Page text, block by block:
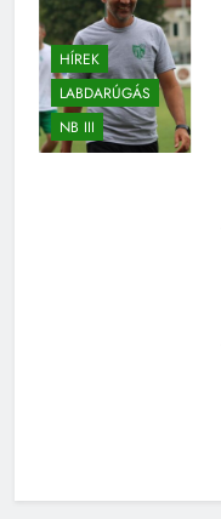
HÍREK
LABDARÚGÁS
NB III